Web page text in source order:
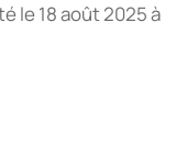
le 18 août 2025 à